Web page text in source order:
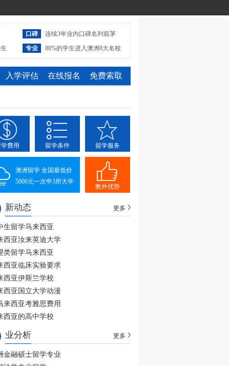
口碑
连续3年业内口碑名列前茅
专业 80%的学生进入澳洲8大名校
入学评估 在线报名 免费索取
学费用 留学条件 留学服务
澳洲留学 全国最低价
5000元一次申3所大学
教外优势
新动态 更多
生留学马来西亚
西亚汝来英迪大学
类留学马来西亚
西亚临床实验要求
西亚伊斯兰学校
西亚国立大学动漫
来西亚考雅思费用
西亚的高中学校
业分析 更多
金融硕士留学专业